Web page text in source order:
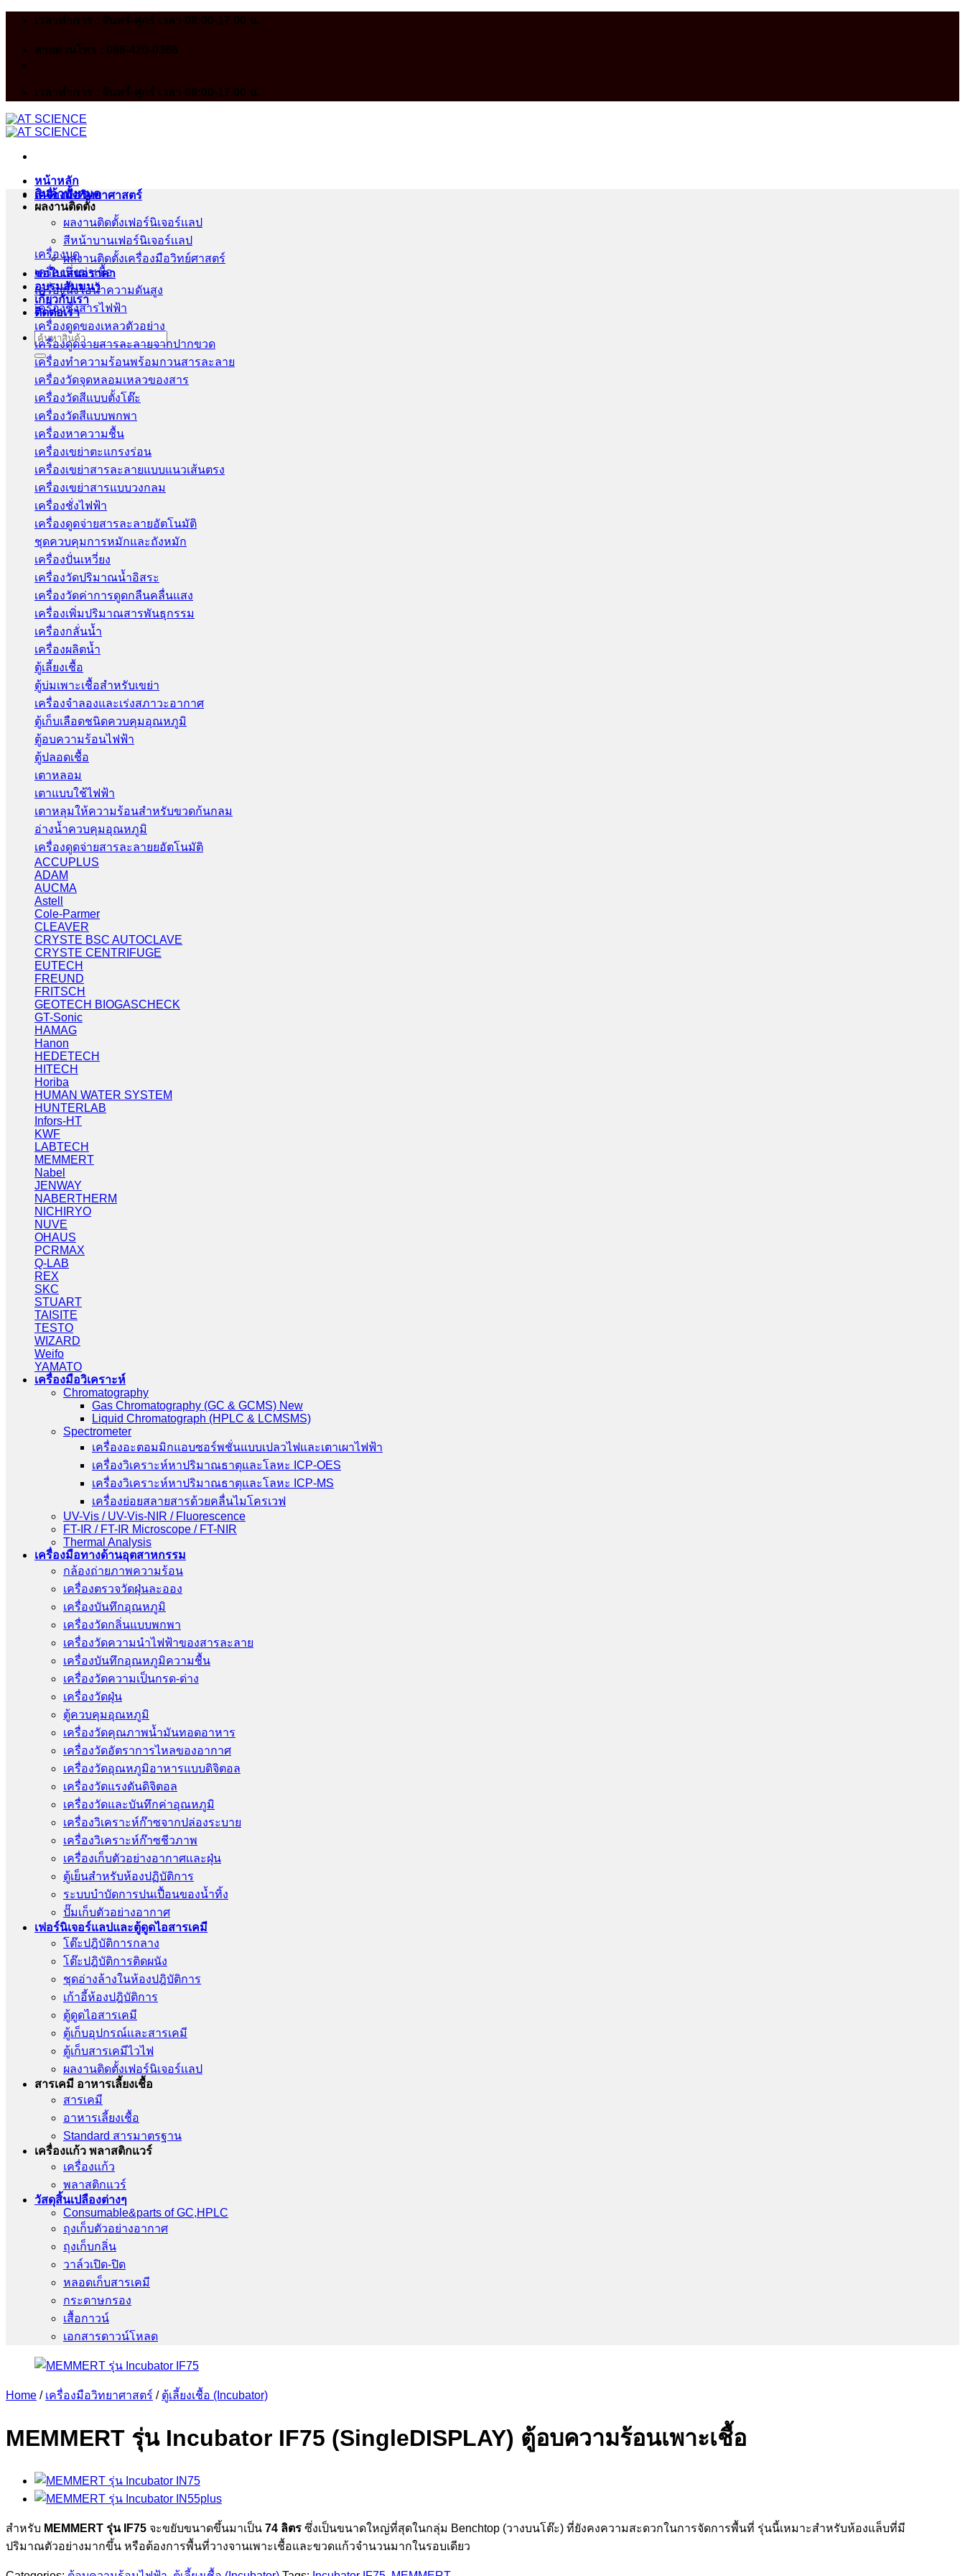
Skip
เวลาทำการ : จันทร์-ศุกร์ เวลา 08:00-17.00 น.
สายด่วนโทร : 086-420-0366
เวลาทำการ : จันทร์-ศุกร์ เวลา 08:00-17.00 น.
หน้าหลัก
สินค้าทั้งหมด
ผลงานติดตั้ง
ผลงานติดตั้งเฟอร์นิเจอร์เเลป
สีหน้าบานเฟอร์นิเจอร์เเลป
ผลงานติดตั้งเครื่องมือวิทย์ศาสตร์
ขอใบเสนอราคา
อบรมสัมมนา
เกี่ยวกับเรา
ติดต่อเรา
Search
for:
เครื่องมือวิทยาศาสตร์
เครื่องบด
เครื่องนึ่งฆ่าเชื้อ
เครื่องนึ่งไอน้ำความดันสูง
เครื่องชั่งสารไฟฟ้า
เครื่องดูดของเหลวตัวอย่าง
เครื่องดูดจ่ายสารละลายจากปากขวด
เครื่องทำความร้อนพร้อมกวนสารละลาย
เครื่องวัดจุดหลอมเหลวของสาร
เครื่องวัดสีแบบตั้งโต๊ะ
เครื่องวัดสีแบบพกพา
เครื่องหาความชื้น
เครื่องเขย่าตะแกรงร่อน
เครื่องเขย่าสารละลายแบบแนวเส้นตรง
เครื่องเขย่าสารแบบวงกลม
เครื่องชั่งไฟฟ้า
เครื่องดูดจ่ายสารละลายอัตโนมัติ
ชุดควบคุมการหมักและถังหมัก
เครื่องปั่นเหวี่ยง
เครื่องวัดปริมาณน้ำอิสระ
เครื่องวัดค่าการดูดกลืนคลื่นแสง
เครื่องเพิ่มปริมาณสารพันธุกรรม
เครื่องกลั่นน้ำ
เครื่องผลิตน้ำ
ตู้เลี้ยงเชื้อ
ตู้บ่มเพาะเชื้อสำหรับเขย่า
เครื่องจำลองและเร่งสภาวะอากาศ
ตู้เก็บเลือดชนิดควบคุมอุณหภูมิ
ตู้อบความร้อนไฟฟ้า
ตู้ปลอดเชื้อ
เตาหลอม
เตาแบบใช้ไฟฟ้า
เตาหลุมให้ความร้อนสำหรับขวดก้นกลม
อ่างน้ำควบคุมอุณหภูมิ
เครื่องดูดจ่ายสารละลายยอัตโนมัติ
ACCUPLUS
ADAM
AUCMA
Astell
Cole-Parmer
CLEAVER
CRYSTE BSC AUTOCLAVE
CRYSTE CENTRIFUGE
EUTECH
FREUND
FRITSCH
GEOTECH BIOGASCHECK
GT-Sonic
HAMAG
Hanon
HEDETECH
HITECH
Horiba
HUMAN WATER SYSTEM
HUNTERLAB
Infors-HT
KWF
LABTECH
MEMMERT
Nabel
JENWAY
NABERTHERM
NICHIRYO
NUVE
OHAUS
PCRMAX
Q-LAB
REX
SKC
STUART
TAISITE
TESTO
WIZARD
Weifo
YAMATO
เครื่องมือวิเคราะห์
Chromatography
Gas Chromatography (GC & GCMS) New
Liquid Chromatograph (HPLC & LCMSMS)
Spectrometer
เครื่องอะตอมมิกแอบซอร์พชั่นแบบเปลวไฟและเตาเผาไฟฟ้า
เครื่องวิเคราะห์หาปริมาณธาตุและโลหะ ICP-OES
เครื่องวิเคราะห์หาปริมาณธาตุและโลหะ ICP-MS
เครื่องย่อยสลายสารด้วยคลื่นไมโครเวฟ
UV-Vis / UV-Vis-NIR / Fluorescence
FT-IR / FT-IR Microscope / FT-NIR
Thermal Analysis
เครื่องมือทางด้านอุตสาหกรรม
กล้องถ่ายภาพความร้อน
เครื่องตรวจวัดฝุ่นละออง
เครื่องบันทึกอุณหภูมิ
เครื่องวัดกลิ่นแบบพกพา
เครื่องวัดความนําไฟฟ้าของสารละลาย
เครื่องบันทึกอุณหภูมิความชื้น
เครื่องวัดความเป็นกรด-ด่าง
เครื่องวัดฝุ่น
ตู้ควบคุมอุณหภูมิ
เครื่องวัดคุณภาพน้ำมันทอดอาหาร
เครื่องวัดอัตราการไหลของอากาศ
เครื่องวัดอุณหภูมิอาหารแบบดิจิตอล
เครื่องวัดแรงดันดิจิตอล
เครื่องวัดและบันทึกค่าอุณหภูมิ
เครื่องวิเคราะห์ก๊าซจากปล่องระบาย
เครื่องวิเคราะห์ก๊าซชีวภาพ
เครื่องเก็บตัวอย่างอากาศเเละฝุ่น
ตู้เย็นสำหรับห้องปฏิบัติการ
ระบบบำบัดการปนเปื้อนของน้ำทิ้ง
ปั๊มเก็บตัวอย่างอากาศ
เฟอร์นิเจอร์แลปและตู้ดูดไอสารเคมี
โต๊ะปฎิบัติการกลาง
โต๊ะปฎิบัติการติดผนัง
ชุดอ่างล้างในห้องปฎิบัติการ
เก้าอี้ห้องปฎิบัติการ
ตู้ดูดไอสารเคมี
ตู้เก็บอุปกรณ์เเละสารเคมี
ตู้เก็บสารเคมีไวไฟ
ผลงานติดตั้งเฟอร์นิเจอร์เเลป
สารเคมี อาหารเลี้ยงเชื้อ
สารเคมี
อาหารเลี้ยงเชื้อ
Standard สารมาตรฐาน
เครื่องเเก้ว พลาสติกแวร์
เครื่องเเก้ว
พลาสติกแวร์
วัสดุสิ้นเปลืองต่างๆ
Consumable&parts of GC,HPLC
ถุงเก็บตัวอย่างอากาศ
ถุงเก็บกลิ่น
วาล์วเปิด-ปิด
หลอดเก็บสารเคมี
กระดาษกรอง
เสื้อกาวน์
เอกสารดาวน์โหลด
Home / เครื่องมือวิทยาศาสตร์ / ตู้เลี้ยงเชื้อ (Incubator)
MEMMERT รุ่น Incubator IF75 (SingleDISPLAY) ตู้อบความร้อนเพาะเชื้อ
สำหรับ MEMMERT รุ่น IF75 จะขยับขนาดขึ้นมาเป็น 74 ลิตร ซึ่งเป็นขนาดใหญ่ที่สุดในกลุ่ม Benchtop (วางบนโต๊ะ) ที่ยังคงความสะดวกในการจัดการพื้นที่ รุ่นนี้เหมาะสำหรับห้องแล็บที่มี
ปริมาณตัวอย่างมากขึ้น หรือต้องการพื้นที่วางจานเพาะเชื้อและขวดแก้วจำนวนมากในรอบเดียว